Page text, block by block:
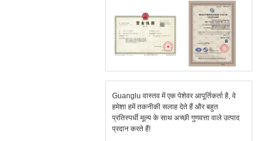
Guanglu वास्तव में एक पेशेवर आपूर्तिकर्ता है, वे
हमेशा हमें तकनीकी सलाह देते हैं और बहुत
प्रतिस्पर्धी मूल्य के साथ अच्छी गुणवत्ता वाले उत्पाद
प्रदान करते हैं!